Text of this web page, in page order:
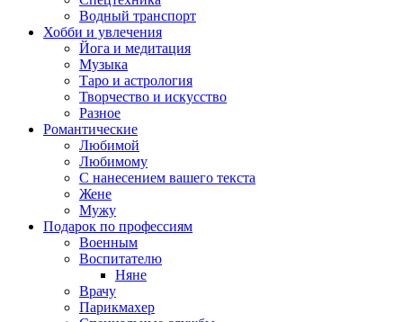
Водный транспорт
Хобби и увлечения
Йога и медитация
Музыка
Таро и астрология
Творчество и искусство
Разное
Романтические
Любимой
Любимому
С нанесением вашего текста
Жене
Мужу
Подарок по профессиям
Военным
Воспитателю
Няне
Врачу
Парикмахер